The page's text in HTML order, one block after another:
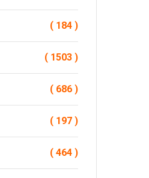
( 184 )
( 1503 )
( 686 )
( 197 )
( 464 )